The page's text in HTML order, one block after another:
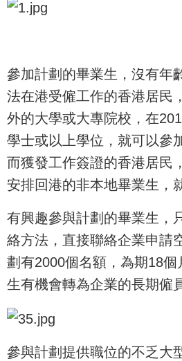
參加計劃的畢業生，沒有年
法在港受僱工作的香港居民
外的大學或大專院校，在
學士或以上學位，就可以參
而獲發工作簽證的香港居民
安排回港的非本地畢業生，
有興趣參與計劃的畢業生，
絡方法，直接聯絡企業申請
劃有2000個名額，為期18
生有機會轉為企業的長期僱
參與計劃提供職位的不乏大